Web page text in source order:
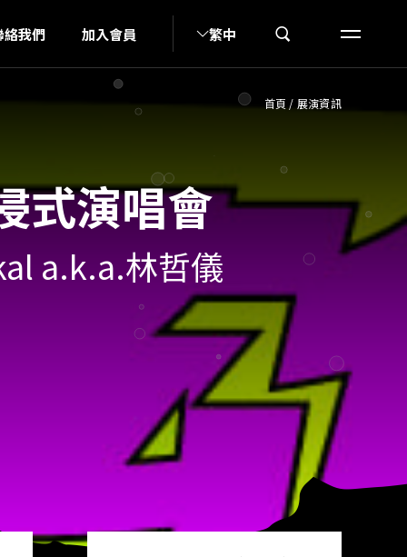
絡我們 加入會員 繁中
首頁 / 展演資訊
式演唱會
a.k.a.林哲儀